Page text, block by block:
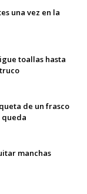
una vez en la
toallas hasta
de un frasco
manchas